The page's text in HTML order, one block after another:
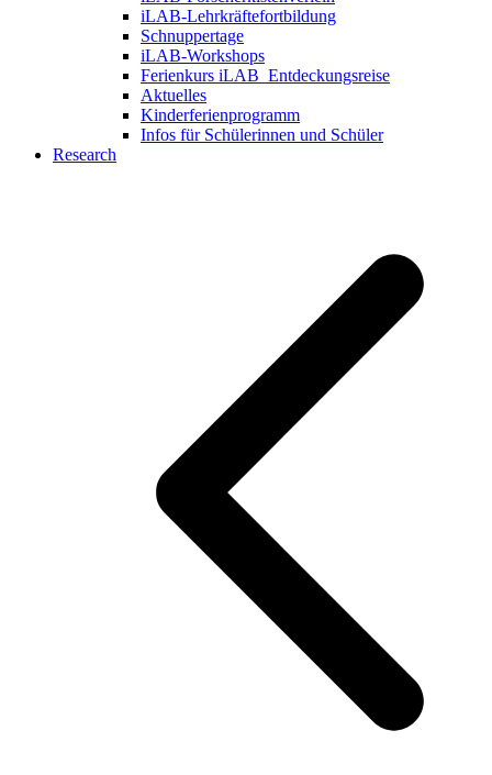
iLAB-Lehrkräftefortbildung
Schnuppertage
iLAB-Workshops
Ferienkurs iLAB_Entdeckungsreise
Aktuelles
Kinderferienprogramm
Infos für Schülerinnen und Schüler
Research